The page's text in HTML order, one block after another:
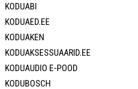
KODUABI
KODUAED.EE
KODUAKEN
KODUAKSESSUAARID.EE
KODUAUDIO E-POOD
KODUBOSCH